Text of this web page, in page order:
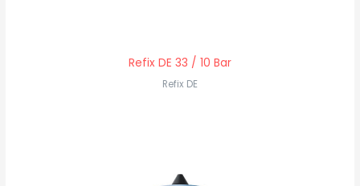
Refix DE 33 / 10 Bar
Refix DE